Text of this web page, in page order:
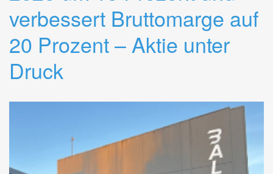
verbessert Bruttomarge auf
20 Prozent – Aktie unter
Druck